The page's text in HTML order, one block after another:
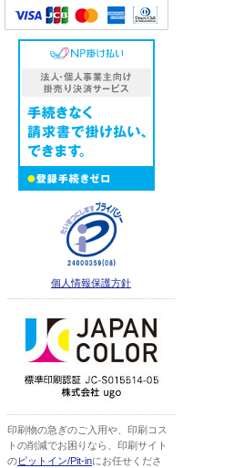
個人情報保護方針
印刷物の急ぎのご入用や、印刷コス
トの削減でお困りなら、印刷サイト
のピットイン/Pit-inにお任せくださ